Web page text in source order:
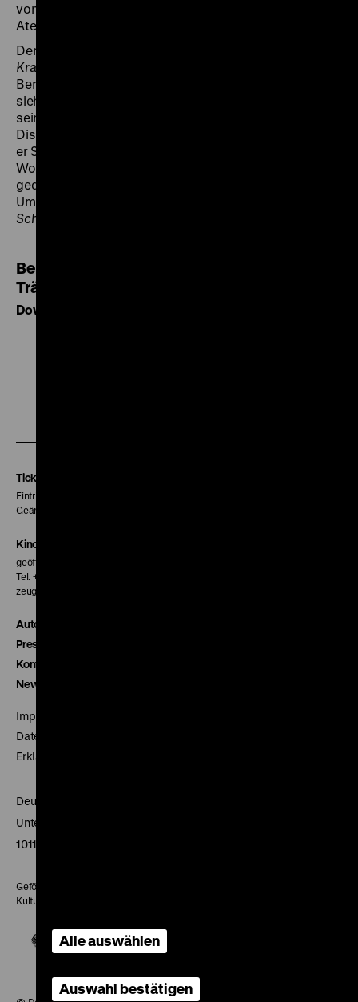
von gesunder Ernährung über Alternativmedizin und
Atemübungen bis zu Massageworkshops.
Der Film
Kraft zu kämpfen
Berlin, die sich selbst als Teil der Alternativbewegung
sieht. Er zeigt den Aufbau des Dorfes, das Leben
seiner ständigen Bewohnerinnen und Bewohner,
Diskussionen und Straßentheater; vor allem aber lässt
er Selbsthilfeorganisationen und Umweltgruppen zu
Wort kommen. Auf dem preiswerten Super8-Format
gedreht, zirkulierte der Film vor allem in Kreisen der
Umweltbewegung. Mit Musik von
Scherben
Berlin.Dokument 103: Wer keinen Mut zu
Träumen hat, hat keine Kraft zu kämpfen
Download als PDF, 2 MB
Tickets
Eintritt 5 €
Geänderte Preise sind im Programm vermerkt.
Kinokasse
geöffnet 30 Minuten vor Beginn der ersten Vorstellung
Tel. + 49 30 20304-770
zeughauskino@dhm.de
Autor*innen
Presse
Kontakt
Newsletter
Impressum
Datenschutz
Erklärung digitale Barrierefreiheit
Deutsches Historisches Museum
Unter den Linden 2
10117 Berlin
Gefördert mit Mitteln des Beauftragten der Bundesregierung für
Kultur und Medien
Alle auswählen
Auswahl bestätigen